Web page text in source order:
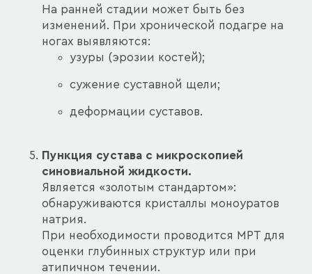
На ранней стадии может быть без
изменений. При хронической подагре на
ногах выявляются:
узуры (эрозии костей);
сужение суставной щели;
деформации суставов.
Пункция сустава с микроскопией
синовиальной жидкости.
Является «золотым стандартом»:
обнаруживаются кристаллы моноуратов
натрия.
При необходимости проводится МРТ для
оценки глубинных структур или при
атипичном течении.